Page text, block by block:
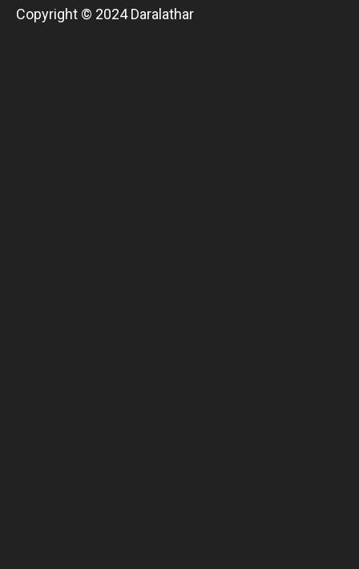
Copyright © 2024 Daralathar